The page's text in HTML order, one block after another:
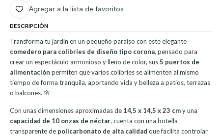
Agregar a la lista de favoritos
DESCRIPCIÓN
Transforma tu jardín en un pequeño paraíso con este elegante
comedero para colibríes de diseño tipo corona, pensado para
crear un espectáculo armonioso y lleno de color, sus5 puertos de
alimentación permiten que varios colibríes se alimenten al mismo
tiempo de forma tranquila, aportando vida y belleza a patios, terrazas
o balcones. 🌸
Con unas dimensiones aproximadas de 14,5 x 14,5 x 23 cmy una
capacidad de 10 onzas de néctar, cuenta con una botella
transparente de policarbonato de alta calidad que facilita controlar